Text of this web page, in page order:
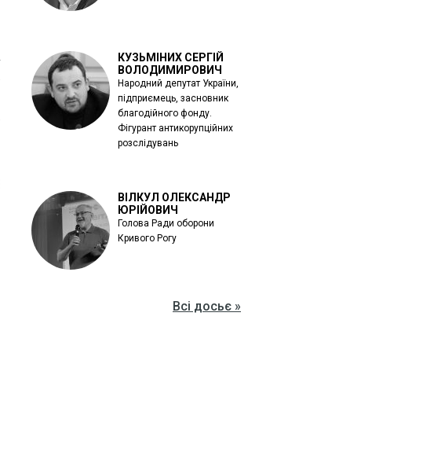
КУЗЬМІНИХ СЕРГІЙ
ВОЛОДИМИРОВИЧ
Народний депутат України,
підприємець, засновник
благодійного фонду.
Фігурант антикорупційних
розслідувань
ВІЛКУЛ ОЛЕКСАНДР
ЮРІЙОВИЧ
Голова Ради оборони
Кривого Рогу
Всі досьє »